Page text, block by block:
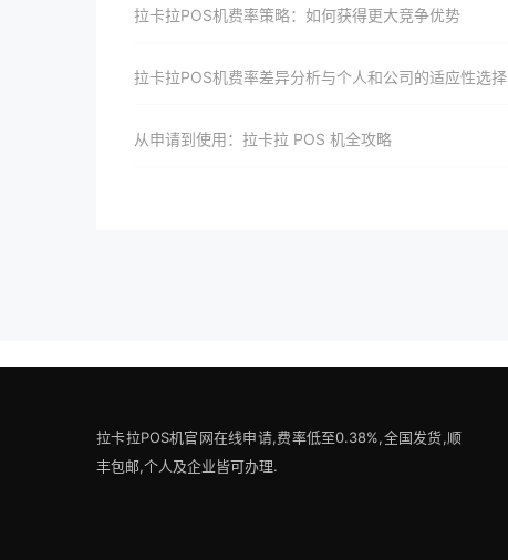
拉卡拉POS机费率策略：如何获得更大竞争优势
拉卡拉POS机费率差异分析与个人和公司的适应性选择
从申请到使用：拉卡拉 POS 机全攻略
拉卡拉POS机官网在线申请,费率低至0.38%,全国发货,顺
丰包邮,个人及企业皆可办理.